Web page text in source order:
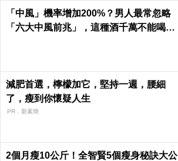
「中風」機率增加200%？男人最常忽略
「六大中風前兆」，這種酒千萬不能喝｜
減肥首選，檸檬加它，堅持一週，腰細
了，瘦到你懷疑人生
PR．新素簡
2個月瘦10公斤！全智賢5個瘦身秘訣大公